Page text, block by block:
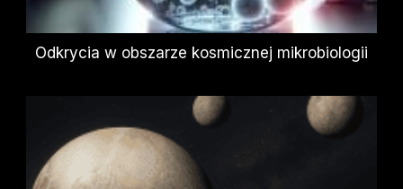
Odkrycia w obszarze kosmicznej mikrobiologii